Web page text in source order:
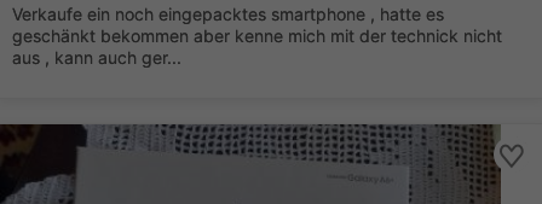
Verkaufe ein noch eingepacktes smartphone , hatte es
geschänkt bekommen aber kenne mich mit der technick nicht
aus , kann auch ger...